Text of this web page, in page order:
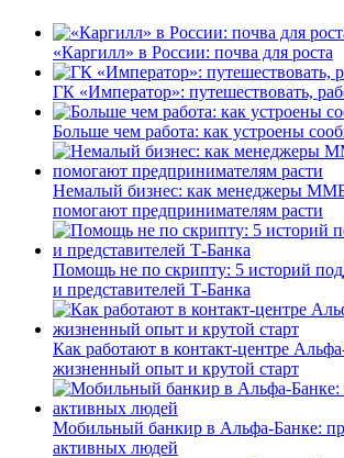
«Каргилл» в России: почва для роста
ГК «Император»: путешествовать,
Больше чем работа: как устроены
Немалый бизнес: как менеджеры
помогают предпринимателям расти
Помощь не по скрипту: 5 историй
и представителей Т-Банка
Как работают в контакт-центре
жизненный опыт и крутой старт
Мобильный банкир в Альфа-Банке:
активных людей